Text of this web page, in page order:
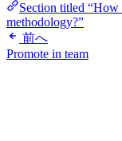
Section titled “How
methodology?”
前へ
Promote in team